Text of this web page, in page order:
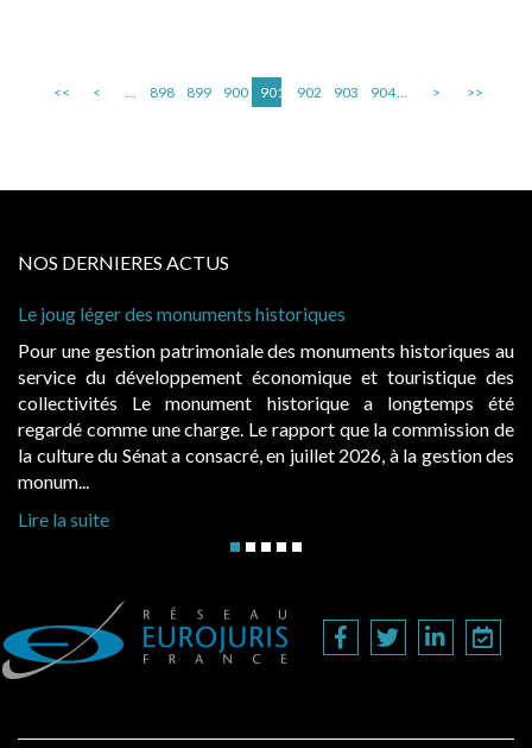
<< < ... 898 899 900 901 902 903 904... > >>
NOS DERNIERES ACTUS
joug léger des monuments historiques
une gestion patrimoniale des monuments historiques au
du développement économique et touristique des
Le monument historique a longtemps été
comme une charge. Le rapport que la commission de
culture du Sénat a consacré, en juillet 2026, à la gestion des
la suite